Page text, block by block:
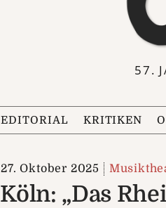
57.
EDITORIAL KRITIKEN
27. Oktober 2025
Köln: „Das